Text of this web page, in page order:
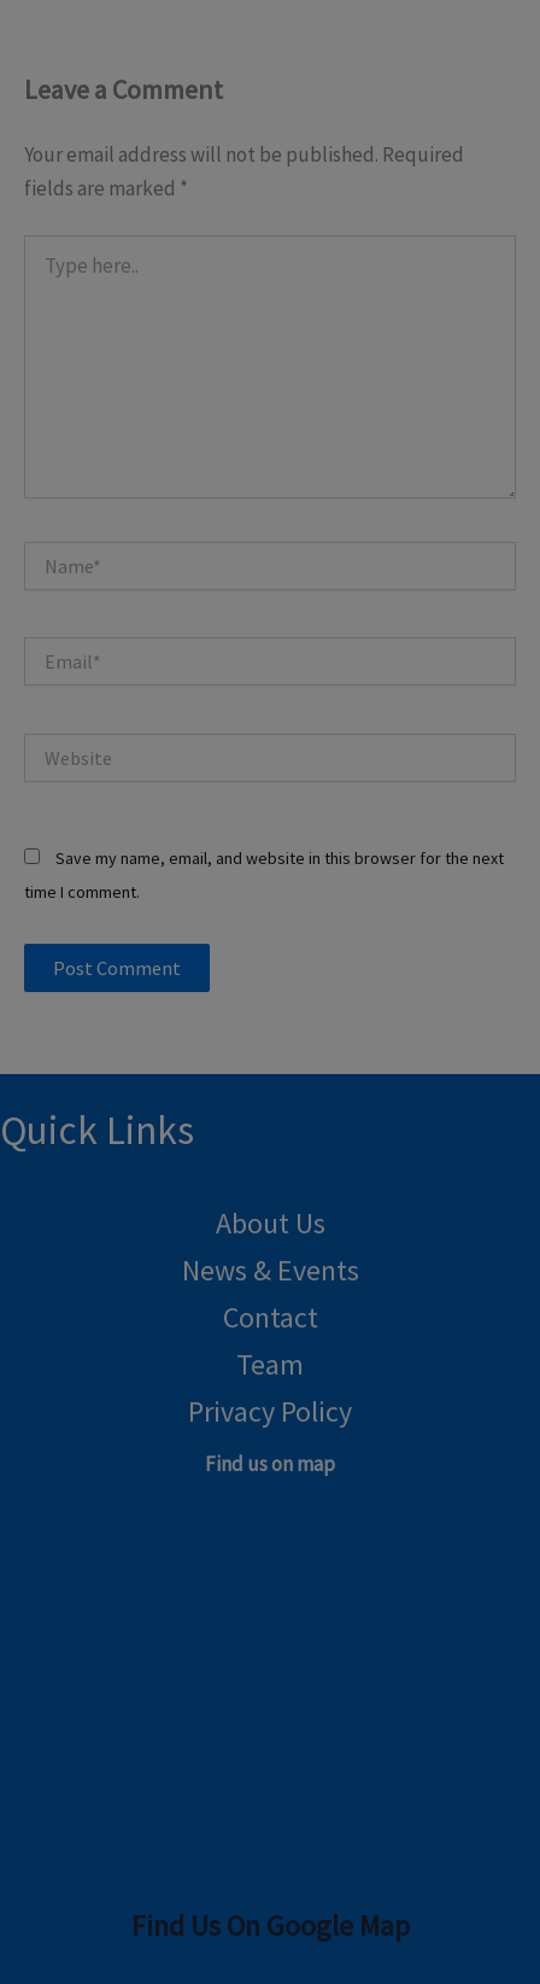
Leave a Comment
Your email address will not be published. Required
fields are marked *
here..
Save my name, email, and website in this browser for the next
time I comment.
Quick Links
About Us
News & Events
Contact
Team
Privacy Policy
Find us on map
Find Us On Google Map